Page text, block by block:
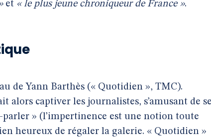
et « le plus jeune chroniqueur de France ».
de Yann Barthès (« Quotidien », TMC).
alors captiver les journalistes, s’amusant de
parler » (l’impertinence est une notion toute
heureux de régaler la galerie. « Quotidien »